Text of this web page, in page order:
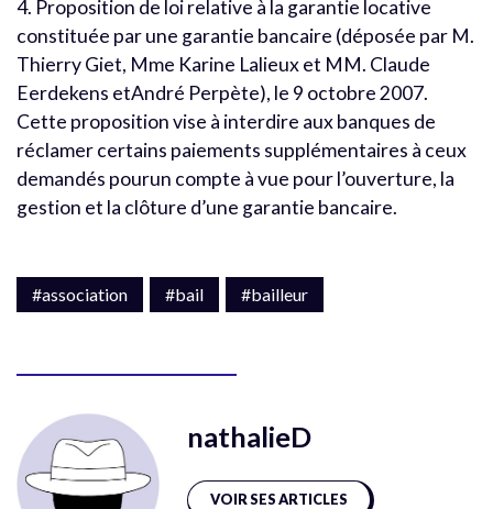
4. Proposition de loi relative à la garantie locative
constituée par une garantie bancaire (déposée par M.
Thierry Giet, Mme Karine Lalieux et MM. Claude
Eerdekens etAndré Perpète), le 9 octobre 2007.
Cette proposition vise à interdire aux banques de
réclamer certains paiements supplémentaires à ceux
demandés pourun compte à vue pour l’ouverture, la
gestion et la clôture d’une garantie bancaire.
#association #bail #bailleur
nathalieD
VOIR SES ARTICLES